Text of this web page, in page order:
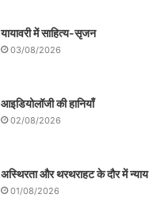
यायावरी में साहित्य-सृजन
03/08/2026
आइडियोलॉजी की हानियाँ
02/08/2026
अस्थिरता और थरथराहट के दौर में न्याय
01/08/2026